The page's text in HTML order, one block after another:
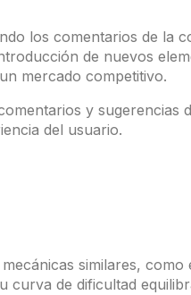
los comentarios de la
de nuevos
mercado competitivo.
y sugerencias
del usuario.
similares,
curva de dificultad